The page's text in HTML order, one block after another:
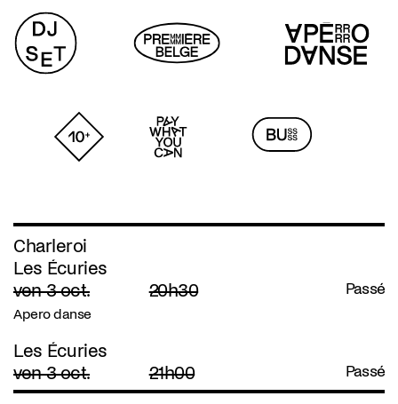
Charleroi
Les Écuries
ven 3 oct.
Apero danse
20h30 Passé
Les Écuries
ven 3 oct.
21h00 Passé